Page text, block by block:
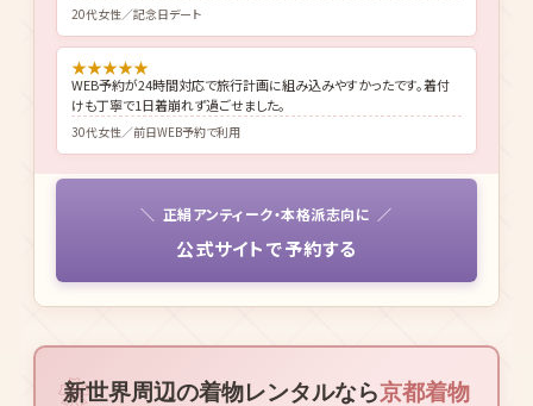
★★★★★
正絹のアンティーク着物を選びました。難波八阪神社の獅子殿の前で
撮影したら、本格的な雰囲気の写真が撮れて大満足です。
30代女性／夫婦で大阪観光
京都本店とつながっているだけあって着物のクオリティが別格でした。
20代女性／記念日デート
★★★★★
30代女性／前日WEB予約で利用